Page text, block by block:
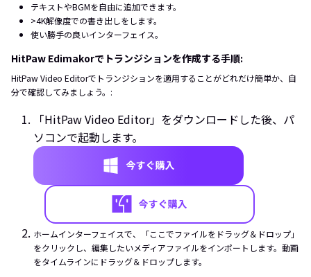
テキストやBGMを自由に追加できます。
>4K解像度での書き出しをします。
使い勝手の良いインターフェイス。
HitPaw Edimakorでトランジションを作成する手順:
HitPaw Video Editorでトランジションを適用することがどれだけ簡単か、自
分で確認してみましょう。:
「HitPaw Video Editor」をダウンロードした後、パ
ソコンで起動します。
ホームインターフェイスで、「ここでファイルをドラッグ＆ドロップ」
をクリックし、編集したいメディアファイルをインポートします。動画
をタイムラインにドラッグ＆ドロップします。